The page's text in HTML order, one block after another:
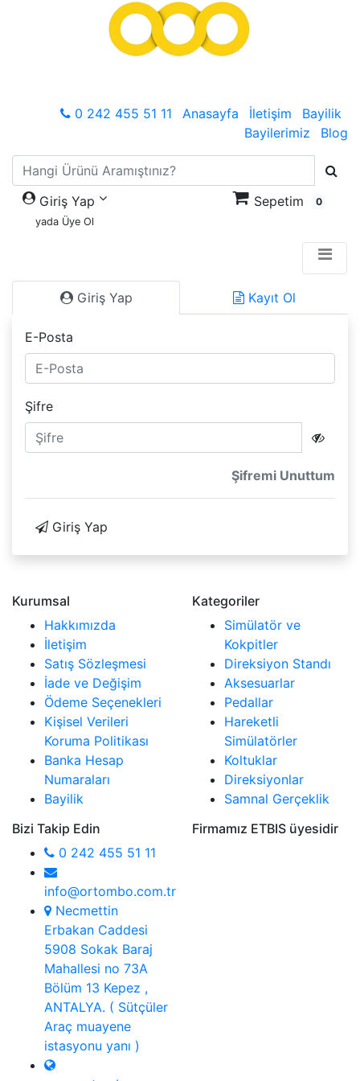
0 242 455 51 11 Anasayfa İletişim
Bayilik
Bayilerimiz
Blog
Giriş Yap
yada Üye Ol
Sepetim 0
Giriş Yap Kayıt Ol
E-Posta
Şifre
Şifremi Unuttum
Giriş Yap
Kurumsal
Hakkımızda
İletişim
Satış Sözleşmesi
İade ve Değişim
Ödeme Seçenekleri
Kişisel Verileri
Koruma Politikası
Banka Hesap
Numaraları
Bayilik
Kategoriler
Simülatör ve
Kokpitler
Direksiyon Standı
Aksesuarlar
Pedallar
Hareketli
Simülatörler
Koltuklar
Direksiyonlar
Samnal Gerçeklik
Bizi Takip Edin
0 242 455 51 11
info@ortombo.com.tr
Necmettin
Erbakan Caddesi
5908 Sokak Baraj
Mahallesi no 73A
Bölüm 13 Kepez ,
ANTALYA. ( Sütçüler
Araç muayene
istasyonu yanı )
Firmamız ETBIS üyesidir